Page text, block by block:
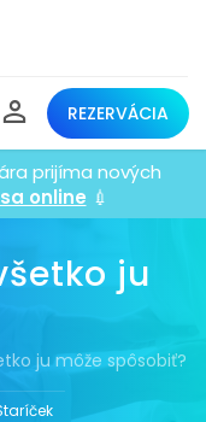
REZERVÁCIA
prijíma nových
online 💉
ju
ju môže spôsobiť?